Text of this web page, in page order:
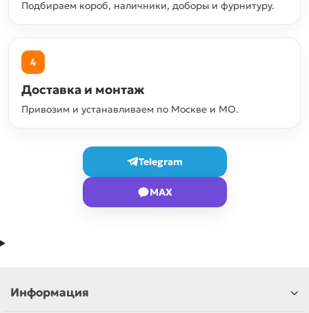
Подбираем короб, наличники, доборы и фурнитуру.
4
Доставка и монтаж
Привозим и устанавливаем по Москве и МО.
Telegram
MAX
Информация